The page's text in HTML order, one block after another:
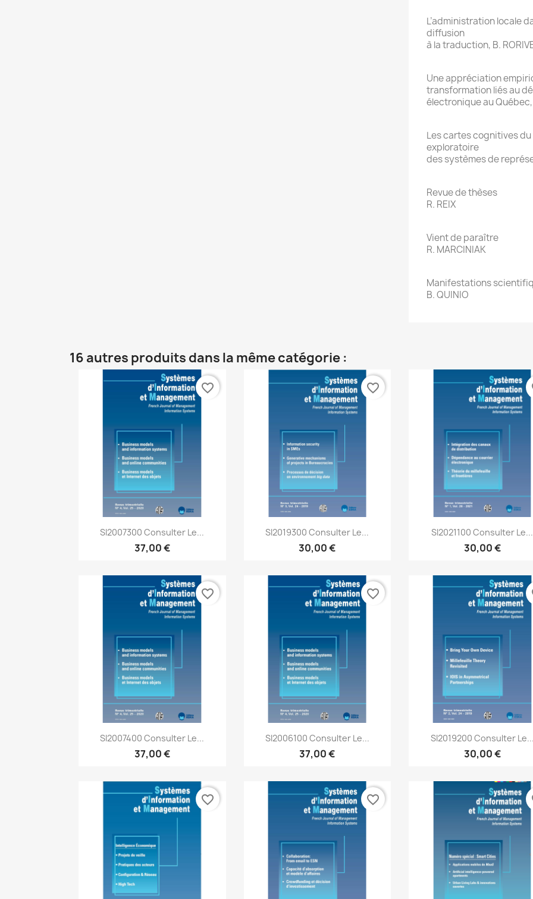
L’administration locale
diffusion
à la traduction, B.
Une appréciation
transformation liés au
électronique au Québec,
Les cartes cognitives
exploratoire
des systèmes de
Revue de thèses
R. REIX
Vient de paraître
R. MARCINIAK
Manifestations
B. QUINIO
16 autres produits dans la même catégorie :
Aperçu rapide
SI2007300 Consulter Le...
37,00 €
favorite_border
Aperçu rapide
SI2019300 Consulter Le...
30,00 €
favorite_border
Aperçu rapide
SI2021100 Consulter Le...
30,00 €
Aperçu rapide
SI2007400 Consulter Le...
37,00 €
favorite_border
Aperçu rapide
SI2006100 Consulter Le...
37,00 €
favorite_border
Aperçu rapide
SI2019200 Consulter Le...
30,00 €
favorite_border favorite_border